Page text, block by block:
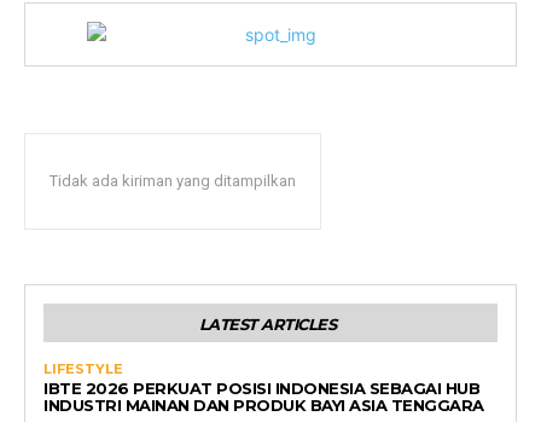
Tidak ada kiriman yang ditampilkan
LATEST ARTICLES
LIFESTYLE
IBTE 2026 PERKUAT POSISI INDONESIA SEBAGAI HUB
INDUSTRI MAINAN DAN PRODUK BAYI ASIA TENGGARA